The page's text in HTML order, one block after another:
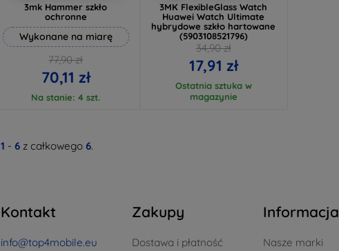
3mk Hammer szkło
ochronne
Wykonane na miarę
77,90 zł
70,11 zł
Na stanie: 4 szt.
3MK FlexibleGlass Watch
Huawei Watch Ultimate
hybrydowe szkło hartowane
(5903108521796)
34,90 zł
17,91 zł
Ostatnia sztuka w
magazynie
1 - 6 z całkowego 6.
Kontakt
info@top4mobile.eu
Zakupy
Dostawa i płatność
Informacja
Nasze marki